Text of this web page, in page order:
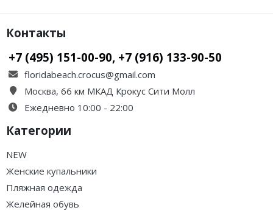
Контакты
+7 (495) 151-00-90, +7 (916) 133-90-50
floridabeach.crocus@gmail.com
Москва, 66 км МКАД Крокус Сити Молл
Ежедневно 10:00 - 22:00
Категории
NEW
Женские купальники
Пляжная одежда
Желейная обувь